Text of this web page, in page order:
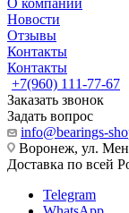
О компании
Новости
Отзывы
Контакты
Контакты
+7(960) 111-77-67
Заказать звонок
Задать вопрос
info@bearings-
Воронеж, ул.
Доставка по всей
Telegram